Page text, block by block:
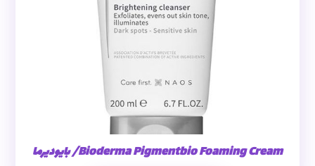
Bioderma Pigmentbio Foaming Cream/ بايوديرما